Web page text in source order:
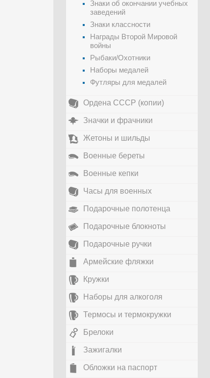
Знаки об окончании учебных
заведений
Знаки классности
Награды Второй Мировой
войны
Рыбаки/Охотники
Наборы медалей
Футляры для медалей
Ордена СССР (копии)
Значки и фрачники
Жетоны и шильды
Военные береты
Военные кепки
Часы для военных
Подарочные полотенца
Подарочные блокноты
Подарочные ручки
Армейские фляжки
Кружки
Наборы для алкоголя
Термосы и термокружки
Брелоки
Зажигалки
Обложки на паспорт